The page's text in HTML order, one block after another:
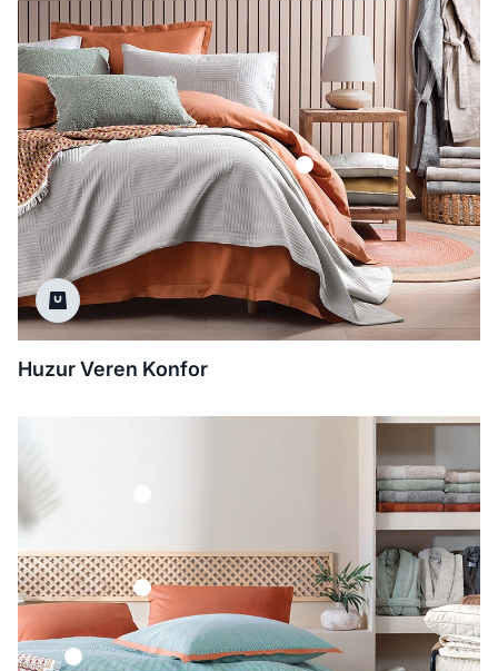
Huzur Veren Konfor